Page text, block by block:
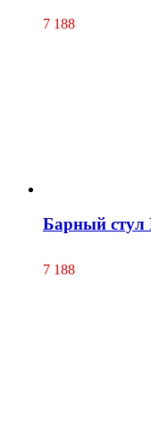
7 188
Барный стул
7 188